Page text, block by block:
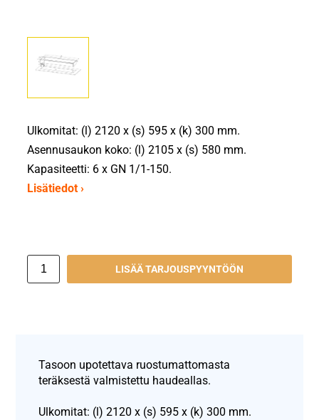
Ulkomitat: (l) 2120 x (s) 595 x (k) 300 mm.
Asennusaukon koko: (l) 2105 x (s) 580 mm.
Kapasiteetti: 6 x GN 1/1-150.
Lisätiedot ›
LISÄÄ TARJOUSPYYNTÖÖN
Tasoon upotettava ruostumattomasta
teräksestä valmistettu haudeallas.
Ulkomitat: (l) 2120 x (s) 595 x (k) 300 mm.